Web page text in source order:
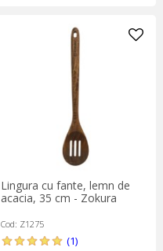
Lingura cu fante, lemn de
acacia, 35 cm - Zokura
Cod: Z1275
(1)